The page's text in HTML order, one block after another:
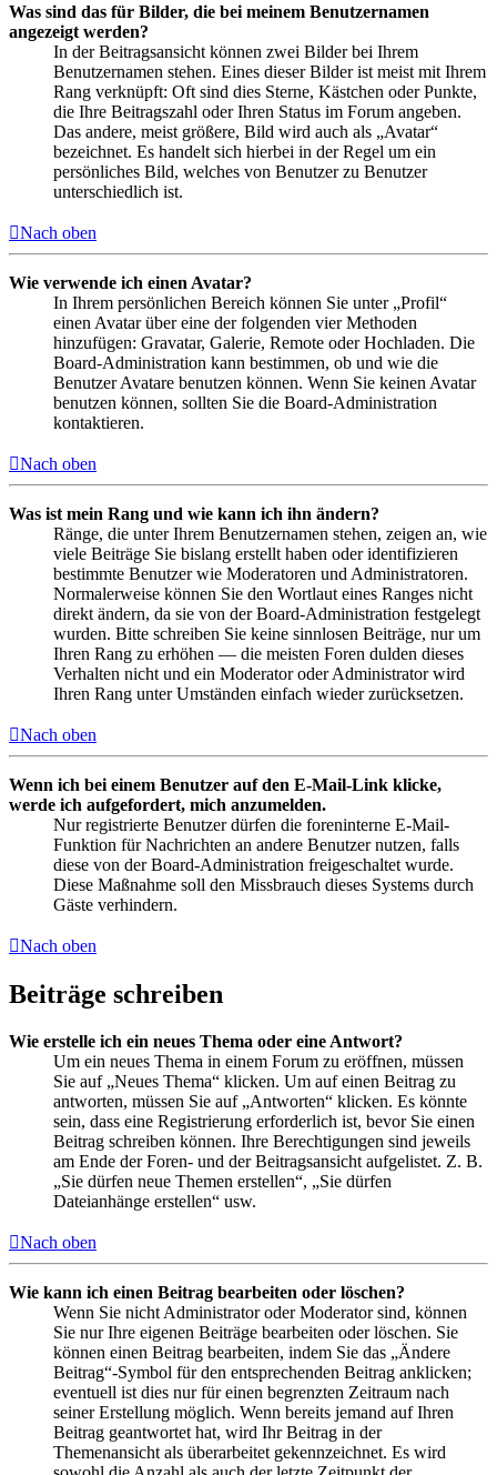
Was sind das für Bilder, die bei meinem Benutzernamen
angezeigt werden?
In der Beitragsansicht können zwei Bilder bei Ihrem
Benutzernamen stehen. Eines dieser Bilder ist meist mit Ihrem
Rang verknüpft: Oft sind dies Sterne, Kästchen oder Punkte,
die Ihre Beitragszahl oder Ihren Status im Forum angeben.
Das andere, meist größere, Bild wird auch als „Avatar“
bezeichnet. Es handelt sich hierbei in der Regel um ein
persönliches Bild, welches von Benutzer zu Benutzer
unterschiedlich ist.
Nach oben
Wie verwende ich einen Avatar?
In Ihrem persönlichen Bereich können Sie unter „Profil“
einen Avatar über eine der folgenden vier Methoden
hinzufügen: Gravatar, Galerie, Remote oder Hochladen. Die
Board-Administration kann bestimmen, ob und wie die
Benutzer Avatare benutzen können. Wenn Sie keinen Avatar
benutzen können, sollten Sie die Board-Administration
kontaktieren.
Nach oben
Was ist mein Rang und wie kann ich ihn ändern?
Ränge, die unter Ihrem Benutzernamen stehen, zeigen an, wie
viele Beiträge Sie bislang erstellt haben oder identifizieren
bestimmte Benutzer wie Moderatoren und Administratoren.
Normalerweise können Sie den Wortlaut eines Ranges nicht
direkt ändern, da sie von der Board-Administration festgelegt
wurden. Bitte schreiben Sie keine sinnlosen Beiträge, nur um
Ihren Rang zu erhöhen — die meisten Foren dulden dieses
Verhalten nicht und ein Moderator oder Administrator wird
Ihren Rang unter Umständen einfach wieder zurücksetzen.
Nach oben
Wenn ich bei einem Benutzer auf den E-Mail-Link klicke,
werde ich aufgefordert, mich anzumelden.
Nur registrierte Benutzer dürfen die foreninterne E-Mail-
Funktion für Nachrichten an andere Benutzer nutzen, falls
diese von der Board-Administration freigeschaltet wurde.
Diese Maßnahme soll den Missbrauch dieses Systems durch
Gäste verhindern.
Nach oben
Beiträge schreiben
Wie erstelle ich ein neues Thema oder eine Antwort?
Um ein neues Thema in einem Forum zu eröffnen, müssen
Sie auf „Neues Thema“ klicken. Um auf einen Beitrag zu
antworten, müssen Sie auf „Antworten“ klicken. Es könnte
sein, dass eine Registrierung erforderlich ist, bevor Sie einen
Beitrag schreiben können. Ihre Berechtigungen sind jeweils
am Ende der Foren- und der Beitragsansicht aufgelistet. Z. B.
„Sie dürfen neue Themen erstellen“, „Sie dürfen
Dateianhänge erstellen“ usw.
Nach oben
Wie kann ich einen Beitrag bearbeiten oder löschen?
Wenn Sie nicht Administrator oder Moderator sind, können
Sie nur Ihre eigenen Beiträge bearbeiten oder löschen. Sie
können einen Beitrag bearbeiten, indem Sie das „Ändere
Beitrag“-Symbol für den entsprechenden Beitrag anklicken;
eventuell ist dies nur für einen begrenzten Zeitraum nach
seiner Erstellung möglich. Wenn bereits jemand auf Ihren
Beitrag geantwortet hat, wird Ihr Beitrag in der
Themenansicht als überarbeitet gekennzeichnet. Es wird